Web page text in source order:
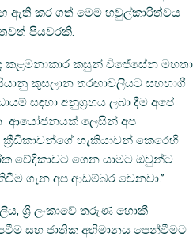
ඇති කර ගත් මෙම හවුල්කාරිත්වය
පියවරකි.
කසුන් විජේසේන මහතා
කුසලාන තරඟාවලියට සහභාගී
සඳහා අනුග්‍රහය ලබා දීම අපේ
ආයෝජනයක් ලෙසින් අප
හැකියාවන් කෙරෙහි
වේදිකාවට ගෙන යාමට ඔවුන්ට
ගැන අප ආඩම්බර වෙනවා.”
ශ්‍රී ලංකාවේ තරුණ හොකී
සහ ජාතික අභිමානය පෙන්වීමට